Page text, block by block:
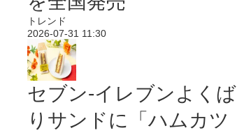
トレンド
2026-07-31 11:30
セブン‐イレブンよくば
りサンドに「ハムカツ